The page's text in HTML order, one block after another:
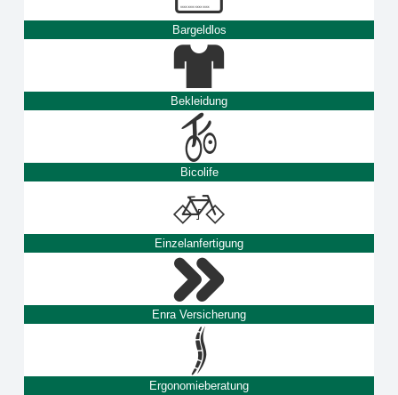
Bargeldlos
Bekleidung
Bicolife
Einzelanfertigung
Enra Versicherung
Ergonomieberatung